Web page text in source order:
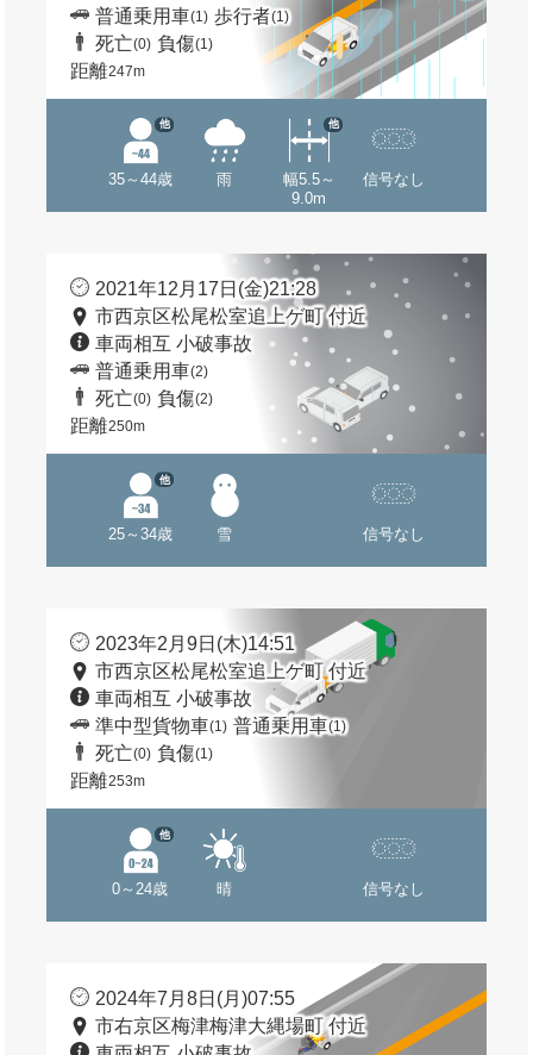
普通乗用車(1) 歩行者(1)
死亡(0) 負傷(1)
距離247m
35～44歳
他
雨
幅5.5～
9.0m
他
信号なし
2021年12月17日(金)21:28
市西京区松尾松室追上ゲ町 付近
車両相互 小破事故
普通乗用車(2)
死亡(0) 負傷(2)
距離250m
25～34歳
他
雪 信号なし
2023年2月9日(木)14:51
市西京区松尾松室追上ゲ町 付近
車両相互 小破事故
準中型貨物車(1) 普通乗用車(1)
死亡(0) 負傷(1)
距離253m
0～24歳
他
晴 信号なし
2024年7月8日(月)07:55
市右京区梅津梅津大縄場町 付近